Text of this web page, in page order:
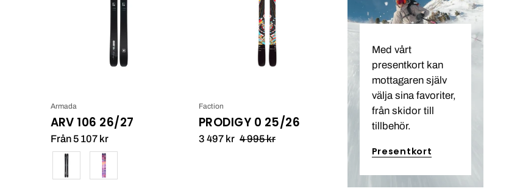
ARV 106 26/27
Armada
Från 5 107 kr
Färg
PRODIGY 0 25/26
Faction
3 497 kr 4 995 kr
Med vårt
presentkort kan
mottagaren själv
välja sina favoriter,
från skidor till
tillbehör.
Presentkort